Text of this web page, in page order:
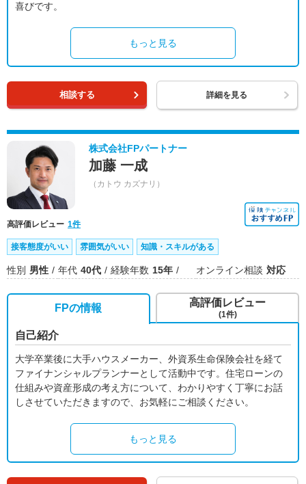
喜びです。
もっと見る
相談する 詳細を見る
株式会社FPパートナー
加藤 一成
（カトウ カズナリ）
高評価レビュー 1件
接客態度がいい 雰囲気がいい 知識・スキルがある
性別 男性 年代 40代 経験年数 15年 オンライン相談 対応
FPの情報
自己紹介
大学卒業後に大手ハウスメーカー、外資系生命保険会社を経て
ファイナンシャルプランナーとして活動中です。住宅ローンの
仕組みや資産形成の考え方について、わかりやすく丁寧にお話
しさせていただきますので、お気軽にご相談ください。
もっと見る
高評価レビュー
(1件)